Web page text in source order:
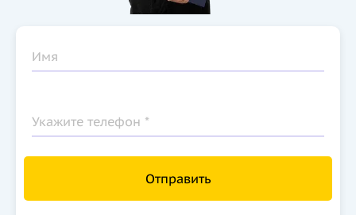
Имя
Укажите телефон *
Отправить